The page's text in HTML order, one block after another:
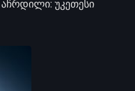
/ აჩრდილი: უკეთესი